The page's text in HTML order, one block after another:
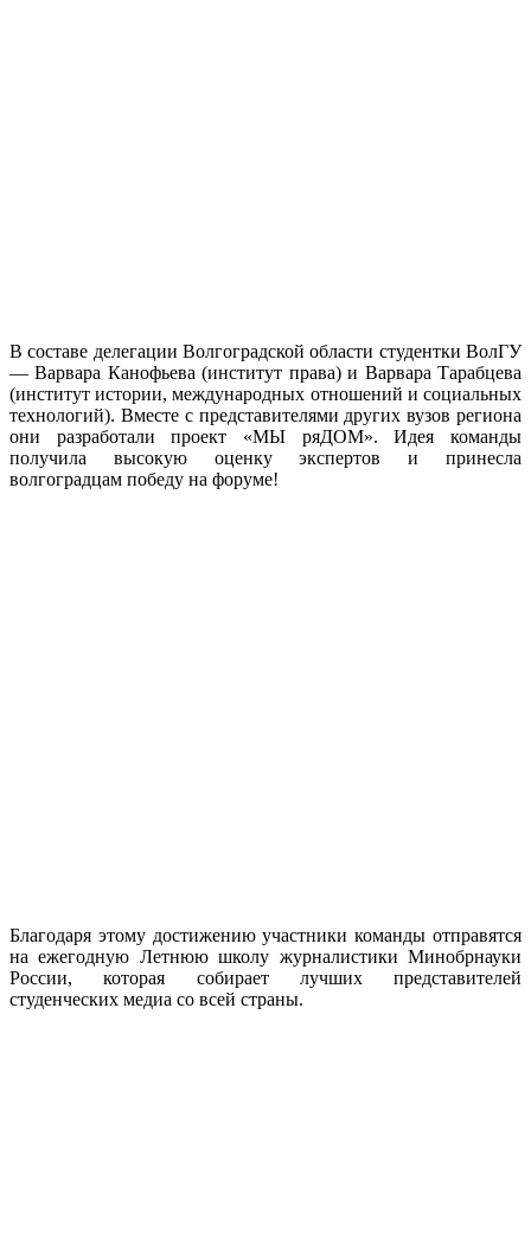
В составе делегации Волгоградской области студентки ВолГУ
— Варвара Канофьева (институт права) и Варвара Тарабцева
(институт истории, международных отношений и социальных
технологий). Вместе с представителями других вузов региона
они разработали проект «МЫ ряДОМ». Идея команды
получила высокую оценку экспертов и принесла
волгоградцам победу на форуме!
Благодаря этому достижению участники команды отправятся
на ежегодную Летнюю школу журналистики Минобрнауки
России, которая собирает лучших представителей
студенческих медиа со всей страны.